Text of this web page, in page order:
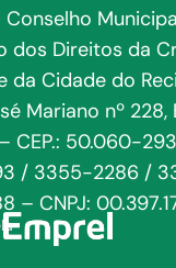
Conselho
dos Direitos da
da Cidade do
Mariano nº
CEP.: 50.060-
/ 3355-2286 /
– CNPJ: